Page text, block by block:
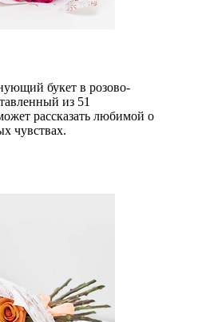
букет в розово-
из 51
рассказать любимой о
чувствах.